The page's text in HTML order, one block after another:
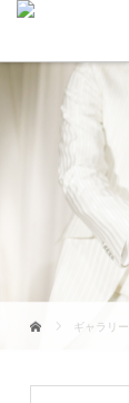
ギャラリー